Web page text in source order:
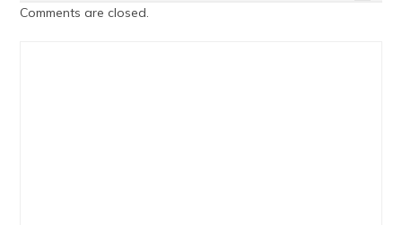
Comments are closed.